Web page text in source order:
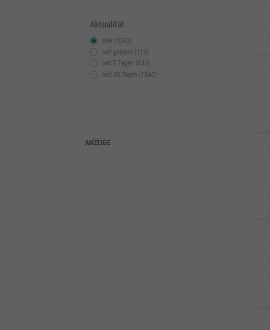
Aktualität
Alle (1043)
seit gestern (119)
seit 7 Tagen (433)
seit 30 Tagen (1040)
ANZEIGE